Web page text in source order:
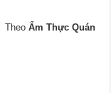
Theo Ẩm Thực Quán